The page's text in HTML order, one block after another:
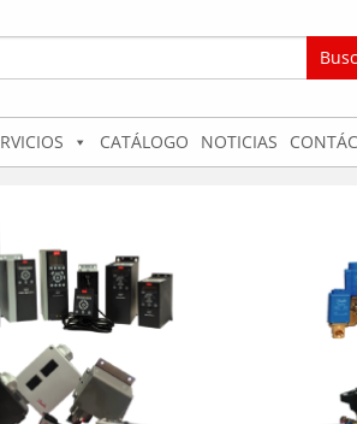
CATÁLOGO NOTICIAS